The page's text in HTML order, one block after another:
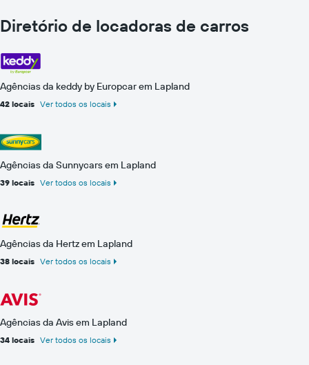
Diretório de locadoras de carros
Agências da keddy by Europcar em Lapland
42 locais Ver todos os locais
Agências da Sunnycars em Lapland
39 locais Ver todos os locais
Agências da Hertz em Lapland
38 locais Ver todos os locais
Agências da Avis em Lapland
34 locais Ver todos os locais